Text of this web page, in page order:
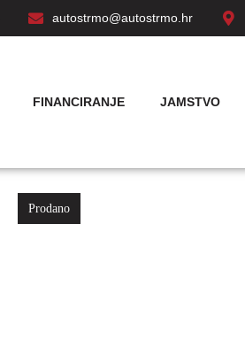
autostrmo@autostrmo.hr
FINANCIRANJE JAMSTVO
Prodano